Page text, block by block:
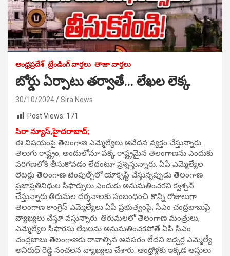
ఆంధ్రప్రదేశ్ ట్రేండింగ్ వార్తలు తాజా వార్తలు
బోర్డు ఏర్పాటు తర్వాతే… లేఖల లెక్క
30/10/2024
Sira News
Post Views: 171
సిరా న్యూస్,హైదరాబాద్;
ఈ విషయంపై తెలంగాణ ఎమ్మెల్యేలు ఆవేదన వ్యక్తం చేస్తున్నారు.
తెలుగు రాష్ట్రం, అందులోనూ పక్క రాష్ట్రమైన తెలంగాణను ఎందుకు
పరిగణలోకి తీసుకోవడం లేదంటూ ప్రశ్నిస్తున్నారు. ఏపీ ఎమ్మెల్యేల
లెటర్లు తెలంగాణ టెంపుల్స్‌లో యాక్సెప్ట్‌ చేస్తున్నప్పుడు తెలంగాణ
ప్రజాప్రతినిధుల సిఫార్సులు ఎందుకు అనుమతించరని క్వశ్చన్
చేస్తున్నారు.తిరుమల దర్శనాలకు సంబంధించి..కొన్ని రోజులుగా
తెలంగాణ కాంగ్రెస్ ఎమ్మెల్యేలు ఏపీ ప్రభుత్వంపై, సీఎం చంద్రబాబుపై
వ్యాఖ్యలు చేస్తూ వస్తున్నారు. తిరుమ‌ల‌లో తెలంగాణ మంత్రులు,
ఎమ్మెల్యేల సిఫార‌సు లేఖ‌ల‌ను అనుమ‌తించ‌క‌పోతే ఏపీ సీఎం
చంద్రబాబు తెలంగాణ‌కు రావాల్సిన అవ‌స‌రం లేద‌ని జడ్చర్ల ఎమ్మెల్యే
అనిరుధ్ రెడ్డి సంచ‌ల‌న వ్యాఖ్యలు చేశారు. ఆంధ్రోళ్లకు ఇక్కడ ఆస్తులు